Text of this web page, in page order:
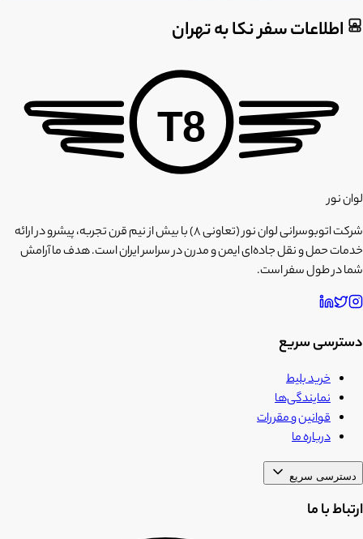
اطلاعات سفر نکا به تهران
T8
لوان نور
شرکت اتوبوسرانی لوان نور (تعاونی ۸) با بیش از نیم قرن تجربه، پیشرو در ارائه
خدمات حمل و نقل جاده‌ای ایمن و مدرن در سراسر ایران است. هدف ما آرامش
شما در طول سفر است.
دسترسی سریع
خرید بلیط
نمایندگی‌ها
قوانین و مقررات
درباره ما
دسترسی سریع
ارتباط با ما